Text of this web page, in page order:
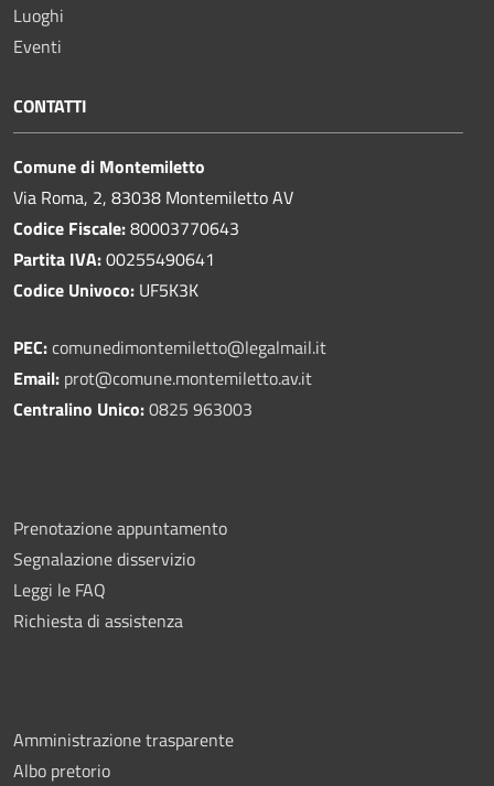
Luoghi
Eventi
CONTATTI
Comune di Montemiletto
Via Roma, 2, 83038 Montemiletto AV
Codice Fiscale:80003770643
Partita IVA:00255490641
Codice Univoco: UF5K3K
PEC:comunedimontemiletto@legalmail.it
Email: prot@comune.montemiletto.av.it
Centralino Unico:0825 963003
Prenotazione appuntamento
Segnalazione disservizio
Leggi le FAQ
Richiesta di assistenza
Amministrazione trasparente
Albo pretorio